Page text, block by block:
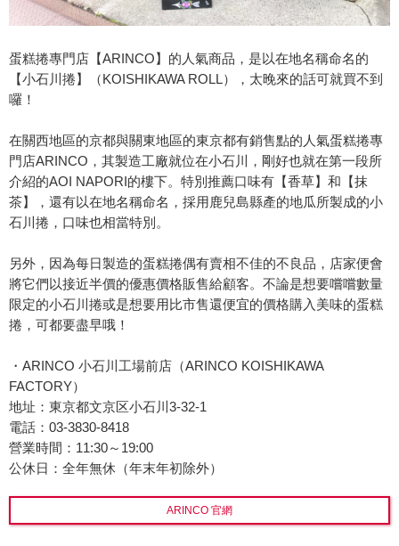
蛋糕捲專門店【ARINCO】的人氣商品，是以在地名稱命名的
【小石川捲】（KOISHIKAWA ROLL），太晚來的話可就買不到
囉！
在關西地區的京都與關東地區的東京都有銷售點的人氣蛋糕捲專
門店ARINCO，其製造工廠就位在小石川，剛好也就在第一段所
介紹的AOI NAPORI的樓下。特別推薦口味有【香草】和【抹
茶】，還有以在地名稱命名，採用鹿兒島縣產的地瓜所製成的小
石川捲，口味也相當特別。
另外，因為每日製造的蛋糕捲偶有賣相不佳的不良品，店家便會
將它們以接近半價的優惠價格販售給顧客。不論是想要嚐嚐數量
限定的小石川捲或是想要用比市售還便宜的價格購入美味的蛋糕
捲，可都要盡早哦！
・ARINCO 小石川工場前店（ARINCO KOISHIKAWA
FACTORY）
地址：東京都文京区小石川3-32-1
電話：03-3830-8418
營業時間：11:30～19:00
公休日：全年無休（年末年初除外）
ARINCO 官網